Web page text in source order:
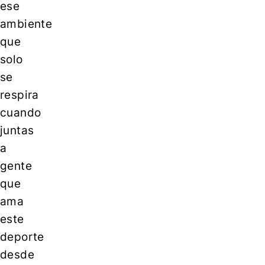
ese
ambiente
que
solo
se
respira
cuando
juntas
a
gente
que
ama
este
deporte
desde